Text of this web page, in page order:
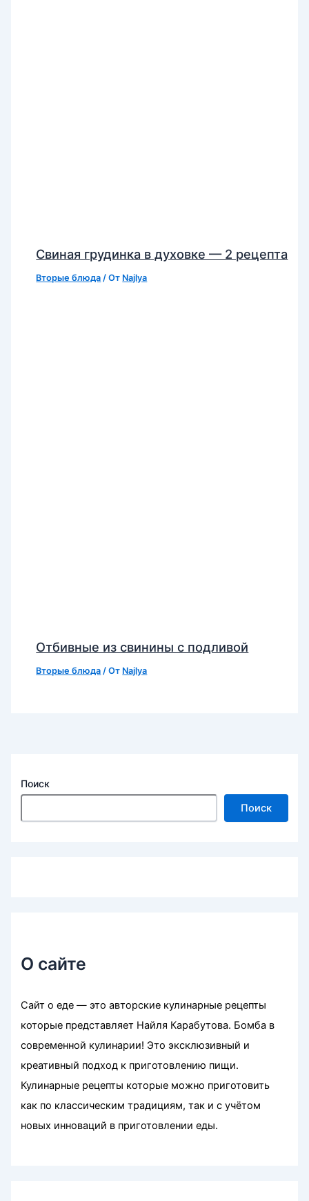
Свиная грудинка в духовке — 2 рецепта
Вторые блюда / От Najlya
Отбивные из свинины с подливой
Вторые блюда / От Najlya
Поиск
Поиск
О сайте
Сайт о еде — это авторские кулинарные рецепты
которые представляет Найля Карабутова. Бомба в
современной кулинарии! Это эксклюзивный и
креативный подход к приготовлению пищи.
Кулинарные рецепты которые можно приготовить
как по классическим традициям, так и с учётом
новых инноваций в приготовлении еды.